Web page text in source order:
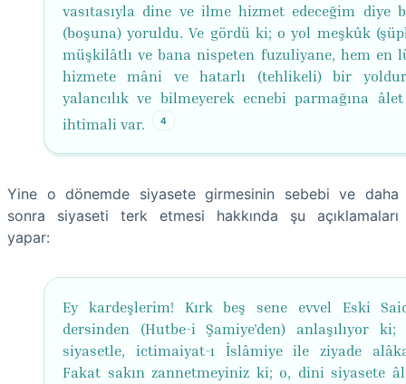
vasıtasıyla dine ve ilme hizmet edeceğim diye
(boşuna) yoruldu. Ve gördü ki; o yol meşkûk
müşkilâtlı ve bana nispeten fuzuliyane, hem en
hizmete mâni ve hatarlı (tehlikeli) bir
yalancılık ve bilmeyerek ecnebi parmağına
ihtimali var.
4
Yine o dönemde siyasete girmesinin sebebi ve daha
sonra siyaseti terk etmesi hakkında şu açıklamaları
yapar:
Ey kardeşlerim! Kırk beş sene evvel Eski
dersinden (Hutbe-i Şamiye'den) anlaşılıyor
siyasetle, ictimaiyat-ı İslâmiye ile ziyade
Fakat sakın zannetmeyiniz ki; o, dini siyasete